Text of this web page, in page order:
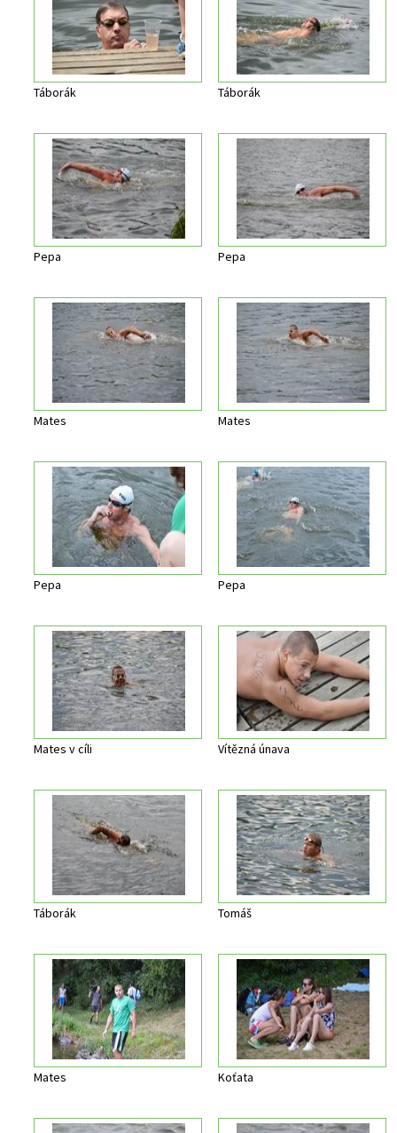
Táborák Táborák
Pepa Pepa
Mates Mates
Pepa Pepa
Mates v cíli Vítězná únava
Táborák Tomáš
Mates Koťata